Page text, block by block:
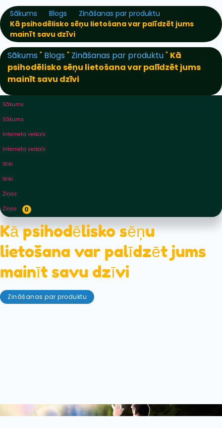
Sākums Blogs
Zināšanas par produktu
Kā psihodēlisko sēņu lietošana var palīdzēt jums
mainīt savu dzīvi
Sākums " Blogs " Zināšanas par produktu" Kā
psihodēlisko sēņu lietošana var palīdzēt jums
mainīt savu dzīvi
Sākums
Sākums
Interneta veikals
Interneta veikals
Wiki
Wiki
Ziņas
Ziņas
0
Kā psihodēlisko sēņu
lietošana var palīdzēt jums
mainīt savu dzīvi
Zināšanas par produktu